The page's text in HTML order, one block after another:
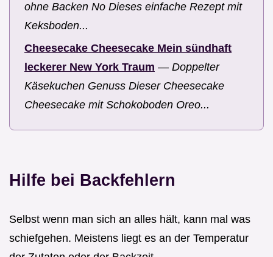
ohne Backen No Dieses einfache Rezept mit
Keksboden...
Cheesecake Cheesecake Mein sündhaft
leckerer New York Traum — Doppelter
Käsekuchen Genuss Dieser Cheesecake
Cheesecake mit Schokoboden Oreo...
Hilfe bei Backfehlern
Selbst wenn man sich an alles hält, kann mal was
schiefgehen. Meistens liegt es an der Temperatur